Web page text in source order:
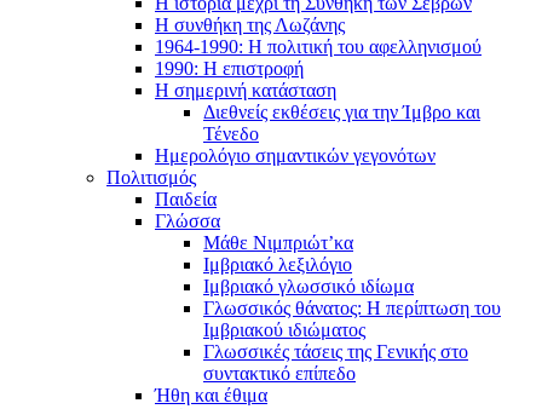
Η συνθήκη της Λωζάνης
1964-1990: Η πολιτική του αφελληνισμού
1990: Η επιστροφή
Η σημερινή κατάσταση
Διεθνείς εκθέσεις για την Ίμβρο και
Τένεδο
Ημερολόγιο σημαντικών γεγονότων
Πολιτισμός
Παιδεία
Γλώσσα
Μάθε Νιμπριώτ’κα
Ιμβριακό λεξιλόγιο
Ιμβριακό γλωσσικό ιδίωμα
Γλωσσικός θάνατος: Η περίπτωση του
Ιμβριακού ιδιώματος
Γλωσσικές τάσεις της Γενικής στο
συντακτικό επίπεδο
Ήθη και έθιμα